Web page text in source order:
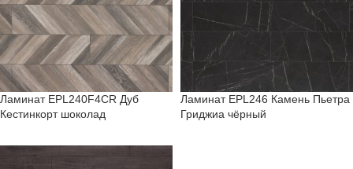
Ламинат EPL240F4CR Дуб
Кестинкорт шоколад
Ламинат EPL246 Камень Пьетра
Гриджиа чёрный